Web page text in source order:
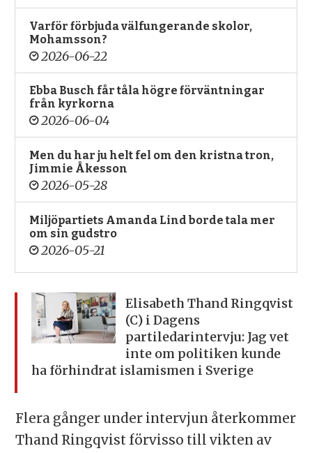
Varför förbjuda välfungerande skolor,
Mohamsson?
2026-06-22
Ebba Busch får tåla högre förväntningar
från kyrkorna
2026-06-04
Men du har ju helt fel om den kristna tron,
Jimmie Åkesson
2026-05-28
Miljöpartiets Amanda Lind borde tala mer
om sin gudstro
2026-05-21
Elisabeth Thand Ringqvist
(C) i Dagens
partiledarintervju: Jag vet
inte om politiken kunde
ha förhindrat islamismen i Sverige
Flera gånger under intervjun återkommer
Thand Ringqvist förvisso till vikten av